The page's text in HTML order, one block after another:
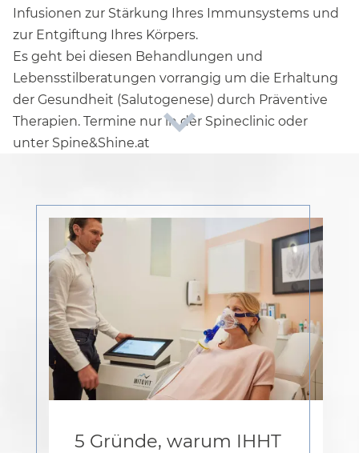
Infusionen zur Stärkung Ihres Immunsystems und
zur Entgiftung Ihres Körpers.
Es geht bei diesen Behandlungen und
Lebensstilberatungen vorrangig um die Erhaltung
der Gesundheit (Salutogenese) durch Präventive
Therapien. Termine nur in der Spineclinic oder
unter Spine&Shine.at
5 Gründe, warum IHHT